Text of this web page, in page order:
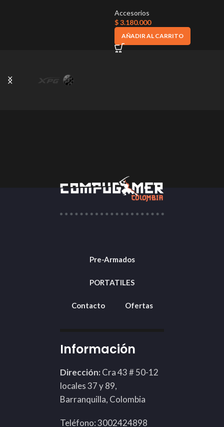
Accesorios
$3.180.000
AÑADIR AL CARRITO
Pre-Armados
PORTATILES
Contacto Ofertas
Información
Dirección: Cra 43 # 50-12
locales 37 y 89,
Barranquilla, Colombia
Teléfono: 3002424898